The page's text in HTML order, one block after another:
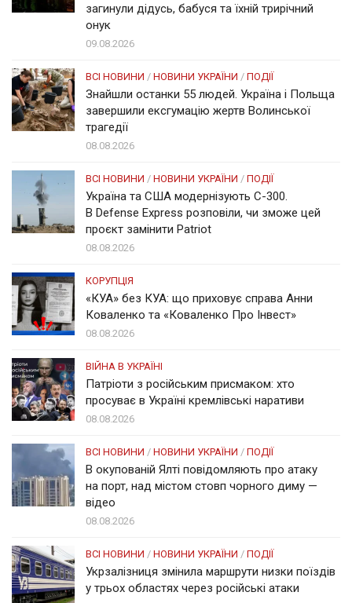
загинули дідусь, бабуся та їхній трирічний
онук
09.08.2026
ВСІ НОВИНИ / НОВИНИ УКРАЇНИ / ПОДІЇ
Знайшли останки 55 людей. Україна і Польща
завершили ексгумацію жертв Волинської
трагедії
08.08.2026
ВСІ НОВИНИ / НОВИНИ УКРАЇНИ / ПОДІЇ
Україна та США модернізують С-300.
В Defense Express розповіли, чи зможе цей
проєкт замінити Patriot
08.08.2026
КОРУПЦІЯ
«КУА» без КУА: що приховує справа Анни
Коваленко та «Коваленко Про Інвест»
08.08.2026
ВІЙНА В УКРАЇНІ
Патріоти з російським присмаком: хто
просуває в Україні кремлівські наративи
08.08.2026
ВСІ НОВИНИ / НОВИНИ УКРАЇНИ / ПОДІЇ
В окупованій Ялті повідомляють про атаку
на порт, над містом стовп чорного диму —
відео
08.08.2026
ВСІ НОВИНИ / НОВИНИ УКРАЇНИ / ПОДІЇ
Укрзалізниця змінила маршрути низки поїздів
у трьох областях через російські атаки